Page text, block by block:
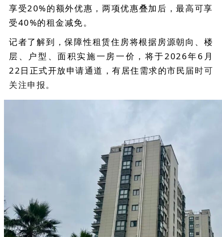
享受20%的额外优惠，两项优惠叠加后，最高可享
受40%的租金减免。
记者了解到，保障性租赁住房将根据房源朝向、楼
层、户型、面积实施一房一价，将于2026年6月
22日正式开放申请通道，有居住需求的市民届时可
关注申报。